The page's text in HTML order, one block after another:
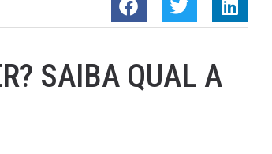
SAIBA QUAL A